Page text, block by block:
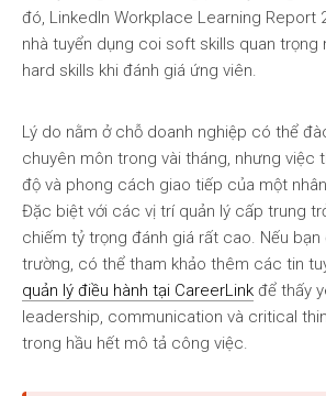
đó, LinkedIn Workplace Learning Report
nhà tuyển dụng coi soft skills quan trọng
hard skills khi đánh giá ứng viên.
Lý do nằm ở chỗ doanh nghiệp có thể
chuyên môn trong vài tháng, nhưng việc
độ và phong cách giao tiếp của một
Đặc biệt với các vị trí quản lý cấp trung
chiếm tỷ trọng đánh giá rất cao. Nếu
trường, có thể tham khảo thêm các tin
quản lý điều hành tại CareerLink để thấy
leadership, communication và critical
trong hầu hết mô tả công việc.